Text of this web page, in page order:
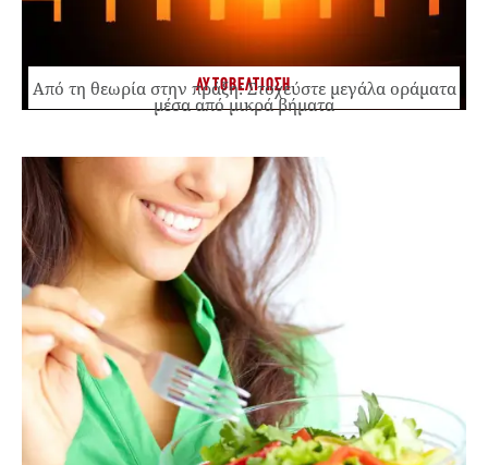
ΑΥΤΟΒΕΛΤΙΩΣΗ
Από τη θεωρία στην πράξη: Στοχεύστε μεγάλα οράματα
μέσα από μικρά βήματα